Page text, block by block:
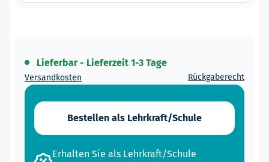
Lieferbar - Lieferzeit 1-3 Tage
Versandkosten Rückgaberecht
Bestellen als Lehrkraft/Schule
Erhalten Sie als Lehrkraft/Schule